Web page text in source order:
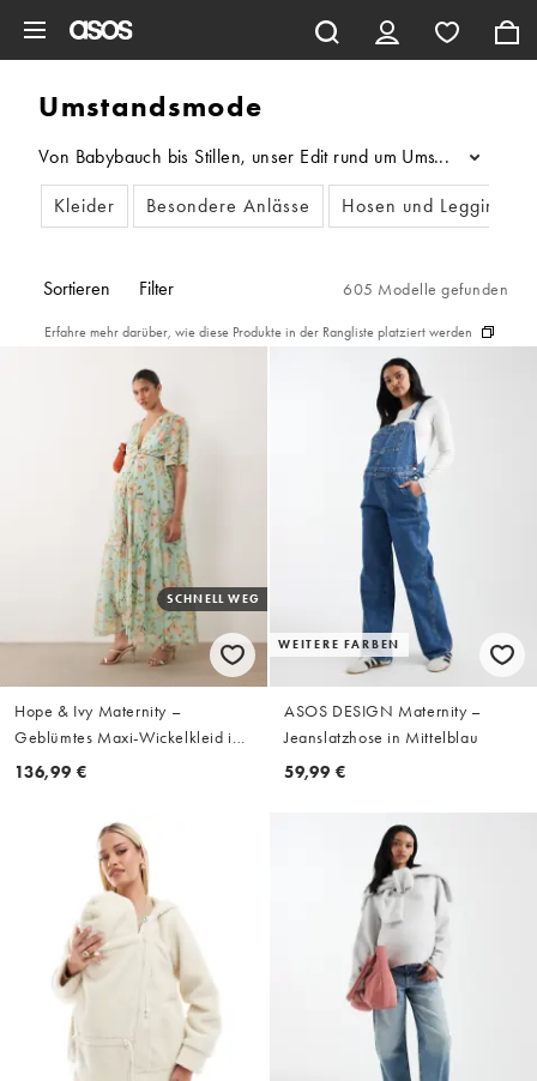
Umstandsmode
Von Babybauch bis Stillen, unser Edit rund um
...
Kleider
Besondere Anlässe Hosen und Leggings
Sortieren Filter 605 Modelle gefunden
Erfahre mehr darüber, wie diese Produkte in der Rangliste platziert werden
SCHNELL WEG
Hope & Ivy Maternity –
Geblümtes Maxi-Wickelkleid in
Salbeigrün mit Flatterärmeln
136,99 €
WEITERE FARBEN
ASOS DESIGN Maternity –
Jeanslatzhose in Mittelblau
59,99 €